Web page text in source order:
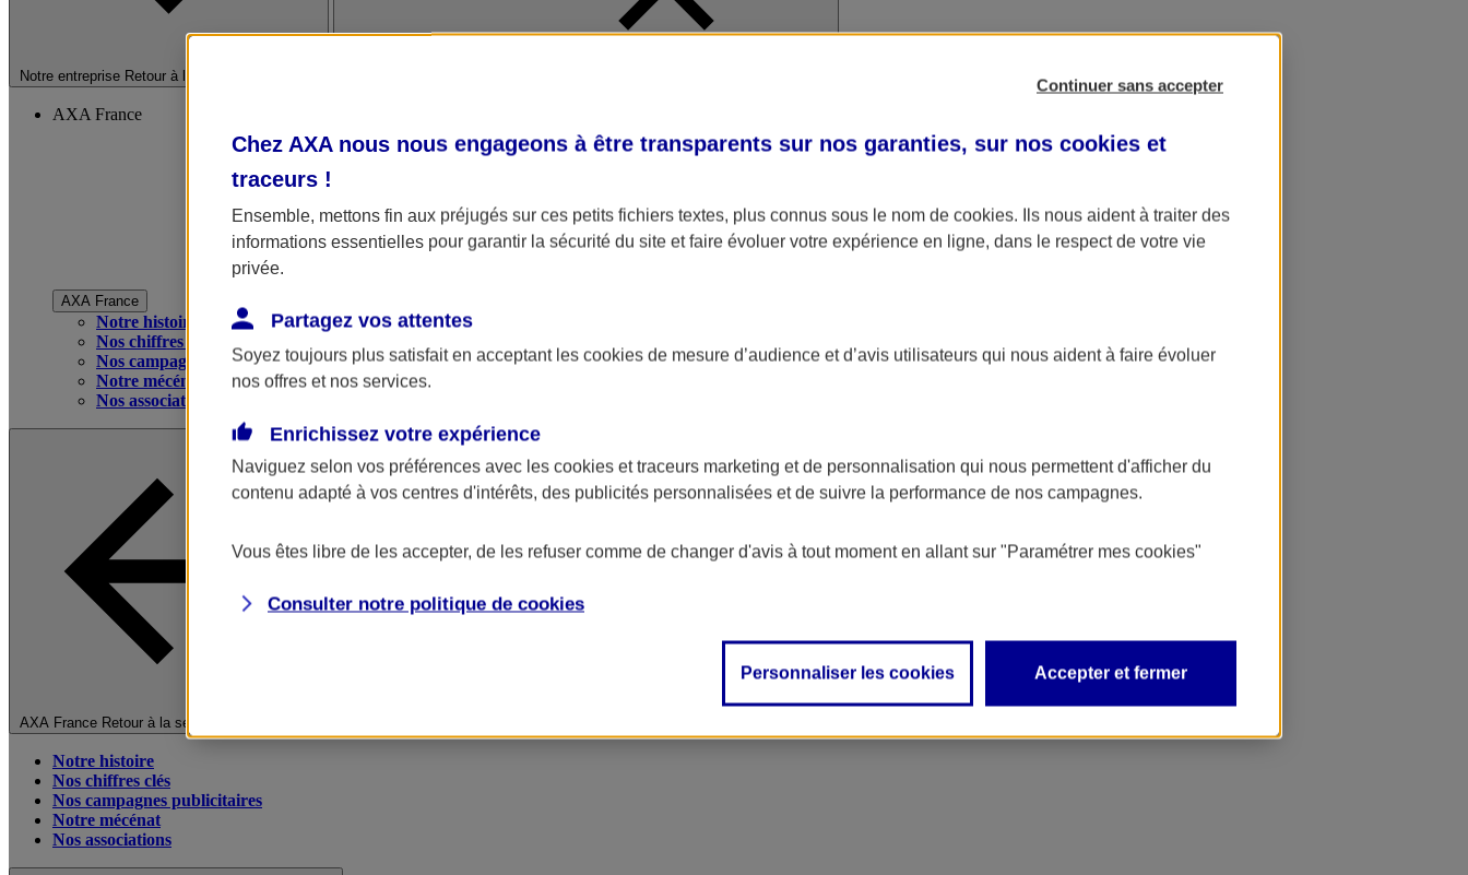
Notre entreprise Retour à la section précédente
AXA France
AXA France
Notre histoire
Nos chiffres clés
Nos campagnes publicitaires
Notre mécénat
Nos associations
AXA France Retour à la section précédente
Notre histoire
Nos chiffres clés
Nos campagnes publicitaires
Notre mécénat
Nos associations
Continuer sans accepter
Chez AXA nous nous engageons à être transparents sur nos garanties, sur nos cookies et
traceurs !
Ensemble, mettons fin aux préjugés sur ces petits fichiers textes, plus connus sous le nom de cookies. Ils nous aident à traiter des
informations essentielles pour garantir la sécurité du site et faire évoluer votre expérience en ligne, dans le respect de votre vie
privée.
Partagez vos attentes
Soyez toujours plus satisfait en acceptant les cookies de mesure d’audience et d’avis utilisateurs qui nous aident à faire évoluer
nos offres et nos services.
Enrichissez votre expérience
Naviguez selon vos préférences avec les cookies et traceurs marketing et de personnalisation qui nous permettent d'afficher du
contenu adapté à vos centres d'intérêts, des publicités personnalisées et de suivre la performance de nos campagnes.
Vous êtes libre de les accepter, de les refuser comme de changer d'avis à tout moment en allant sur "Paramétrer mes cookies"
Consulter notre politique de cookies
Personnaliser les cookies Accepter et fermer